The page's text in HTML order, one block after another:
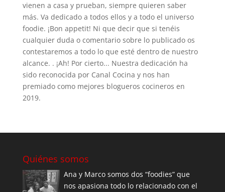
vienen a casa y prueban, siempre quieren saber
más. Va dedicado a todos ellos y a todo el universo
foodie. ¡Bon appetit! Ni que decir que si tenéis
cualquier duda o comentario sobre lo publicado os
contestaremos a todo lo que esté dentro de nuestro
alcance. . ¡Ah! Por cierto... Nuestra dedicación ha
sido reconocida por Canal Cocina y nos han
premiado como mejores blogueros cocineros en
2019.
Quiénes somos
Ana y Marco somos dos “foodies” que
nos apasiona todo lo relacionado con el